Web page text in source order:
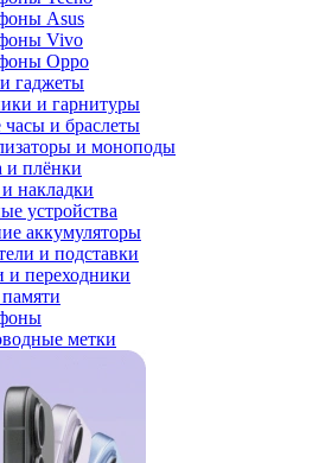
Asus
Vivo
Oppo
гаджеты
и гарнитуры
и браслеты
и моноподы
и плёнки
накладки
устройства
аккумуляторы
и подставки
и переходники
метки